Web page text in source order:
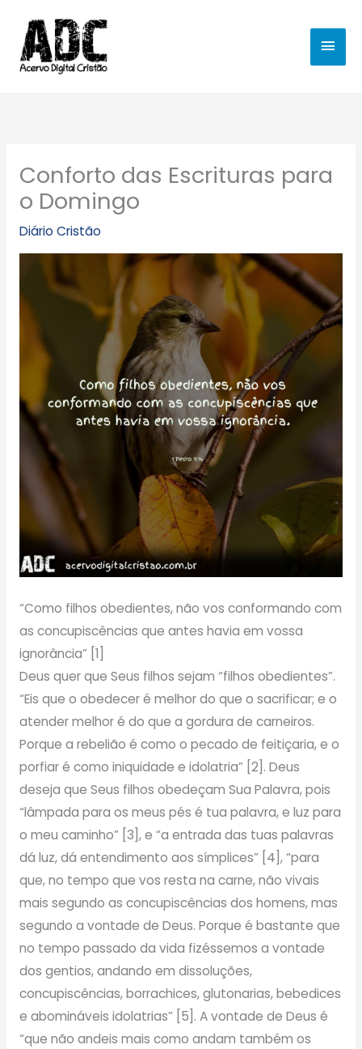
para
conteúdo
Conforto das Escrituras para
o Domingo
Diário Cristão
“Como filhos obedientes, não vos conformando com
as concupiscências que antes havia em vossa
ignorância” [1]
Deus quer que Seus filhos sejam “filhos obedientes”.
“Eis que o obedecer é melhor do que o sacrificar; e o
atender melhor é do que a gordura de carneiros.
Porque a rebelião é como o pecado de feitiçaria, e o
porfiar é como iniquidade e idolatria” [2]. Deus
deseja que Seus filhos obedeçam Sua Palavra, pois
“lâmpada para os meus pés é tua palavra, e luz para
o meu caminho” [3], e “a entrada das tuas palavras
dá luz, dá entendimento aos símplices” [4], “para
que, no tempo que vos resta na carne, não vivais
mais segundo as concupiscências dos homens, mas
segundo a vontade de Deus. Porque é bastante que
no tempo passado da vida fizéssemos a vontade
dos gentios, andando em dissoluções,
concupiscências, borrachices, glutonarias, bebedices
e abomináveis idolatrias” [5]. A vontade de Deus é
“que não andeis mais como andam também os